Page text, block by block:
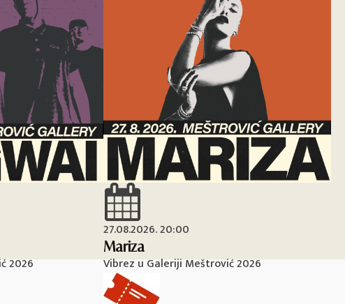
2026
27.08.2026. 20:00
Mariza
Vibrez u Galeriji Meštrović 2026